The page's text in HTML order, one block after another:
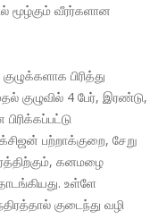
மூழ்கும் வீரர்களான
பிரித்து
குழுவில் 4 பேர், இரண்டு,
பற்றாக்குறை, சேறு
கனமழை
உள்ளே
குடைந்து வழி